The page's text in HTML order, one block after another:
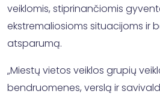
veiklomis, stiprinančiomis
ekstremaliosioms situacijoms ir
atsparumą.
„Miestų vietos veiklos grupių
bendruomenes, verslą ir